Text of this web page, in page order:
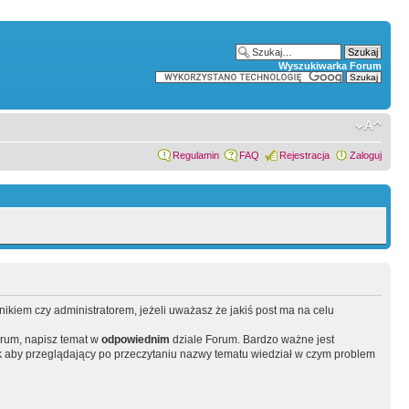
Wyszukiwarka Forum
Regulamin FAQ Rejestracja Zaloguj
czy administratorem, jeżeli uważasz że jakiś post ma na celu
napisz temat w odpowiednim dziale Forum. Bardzo ważne jest
przeglądający po przeczytaniu nazwy tematu wiedział w czym problem